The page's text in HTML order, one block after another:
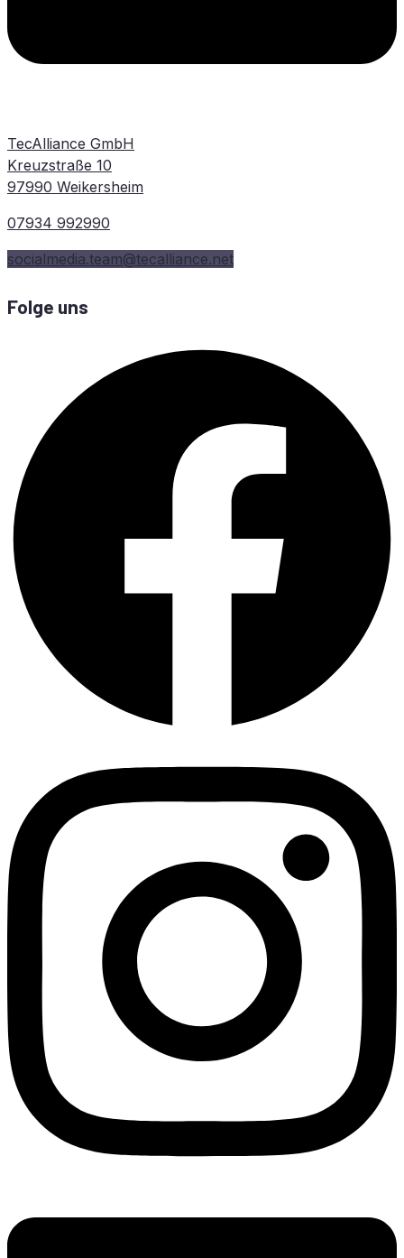
TecAlliance GmbH
Kreuzstraße 10
97990 Weikersheim
07934 992990
socialmedia.team@tecalliance.net
Folge uns